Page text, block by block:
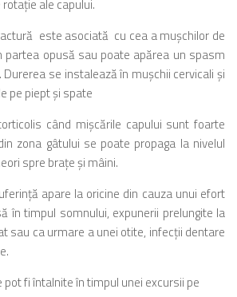
ale capului.
este asociată cu cea a muşchilor de
partea opusă sau poate apărea un spasm
se instalează în muşchii cervicali şi
pe piept şi spate
când mişcările capului sunt foarte
zona gâtului se poate propaga la nivelul
spre braţe şi mâini.
apare la oricine din cauza unui efort
în timpul somnului, expunerii prelungite la
sau ca urmare a unei otite, infecţii dentare
pot fi întalnite în timpul unei excursii pe